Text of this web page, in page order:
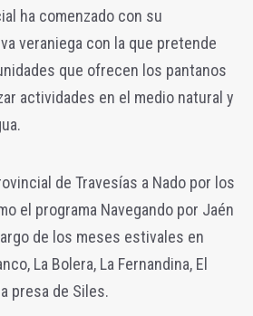
ha comenzado con su
veraniega con la que pretende
que ofrecen los pantanos
actividades en el medio natural y
de Travesías a Nado por los
el programa Navegando por Jaén
de los meses estivales en
La Bolera, La Fernandina, El
presa de Siles.